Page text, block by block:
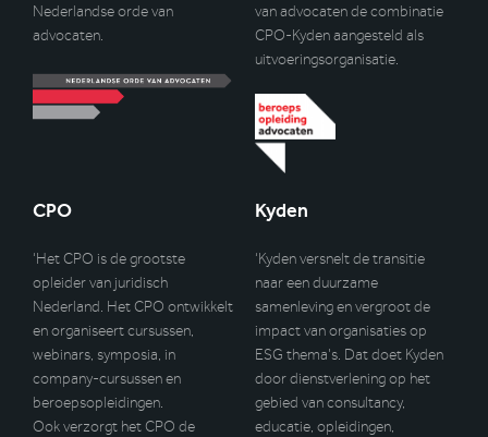
Nederlandse orde van
advocaten.
van advocaten de combinatie
CPO-Kyden aangesteld als
uitvoeringsorganisatie.
CPO
‘Het CPO is de grootste
opleider van juridisch
Nederland. Het CPO ontwikkelt
en organiseert cursussen,
webinars, symposia, in
company-cursussen en
beroepsopleidingen.
Ook verzorgt het CPO de
Kyden
‘Kyden versnelt de transitie
naar een duurzame
samenleving en vergroot de
impact van organisaties op
ESG thema’s. Dat doet Kyden
door dienstverlening op het
gebied van consultancy,
educatie, opleidingen,